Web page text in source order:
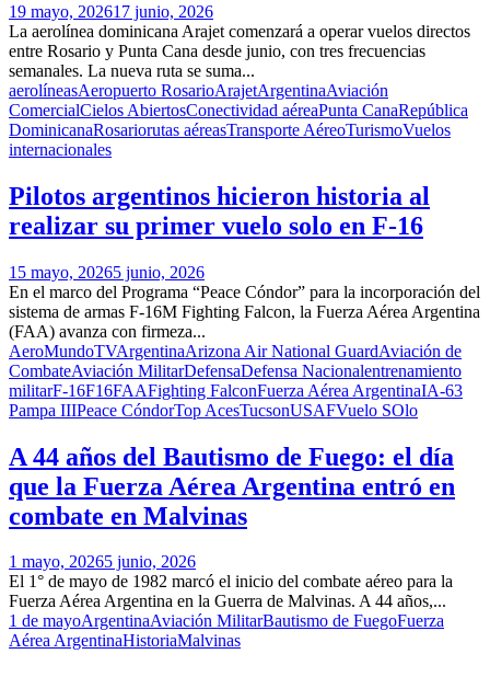
19 mayo, 202617 junio, 2026
La aerolínea dominicana Arajet comenzará a operar vuelos directos
entre Rosario y Punta Cana desde junio, con tres frecuencias
semanales. La nueva ruta se suma...
aerolíneasAeropuerto RosarioArajetArgentinaAviación
ComercialCielos AbiertosConectividad aéreaPunta CanaRepública
DominicanaRosariorutas aéreasTransporte AéreoTurismoVuelos
internacionales
Pilotos argentinos hicieron historia al
realizar su primer vuelo solo en F-16
15 mayo, 20265 junio, 2026
En el marco del Programa “Peace Cóndor” para la incorporación del
sistema de armas F-16M Fighting Falcon, la Fuerza Aérea Argentina
(FAA) avanza con firmeza...
AeroMundoTVArgentinaArizona Air National GuardAviación de
CombateAviación MilitarDefensaDefensa Nacionalentrenamiento
militarF-16F16FAAFighting FalconFuerza Aérea ArgentinaIA-63
Pampa IIIPeace CóndorTop AcesTucsonUSAFVuelo SOlo
A 44 años del Bautismo de Fuego: el día
que la Fuerza Aérea Argentina entró en
combate en Malvinas
1 mayo, 20265 junio, 2026
El 1° de mayo de 1982 marcó el inicio del combate aéreo para la
Fuerza Aérea Argentina en la Guerra de Malvinas. A 44 años,...
1 de mayoArgentinaAviación MilitarBautismo de FuegoFuerza
Aérea ArgentinaHistoriaMalvinas